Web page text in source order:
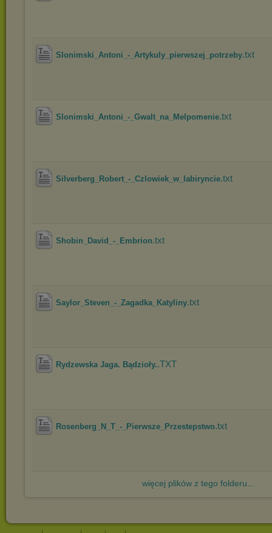
Slonimski_Antoni_-_Artykuly_pierwszej_potrzeby.txt
Slonimski_Antoni_-_Gwalt_na_Melpomenie.txt
Silverberg_Robert_-_Czlowiek_w_labiryncie.txt
Shobin_David_-_Embrion.txt
Saylor_Steven_-_Zagadka_Katyliny.txt
Rydzewska Jaga. Bądzioły..TXT
Rosenberg_N_T_-_Pierwsze_Przestepstwo.txt
więcej plików z tego folderu...